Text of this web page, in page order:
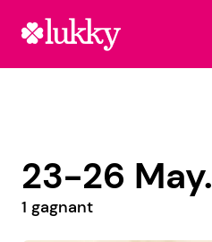
23-26 May.
1 gagnant